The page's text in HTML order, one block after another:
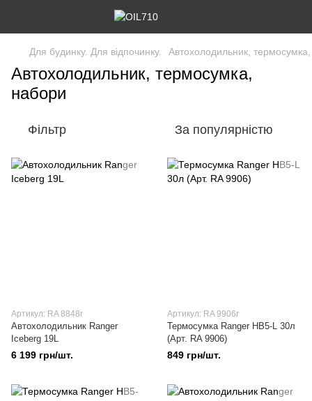
Для будинку. Для відпочинку. Автохолодильник, термосумка,
Автохолодильник, термосумка,
набори
Фільтр За популярністю
Артикул: RA 8848r
Автохолодильник Ranger
Iceberg 19L
6 199 грн/шт.
Артикул: RA 9906r
Термосумка Ranger HB5-L 30л
(Арт. RA 9906)
849 грн/шт.